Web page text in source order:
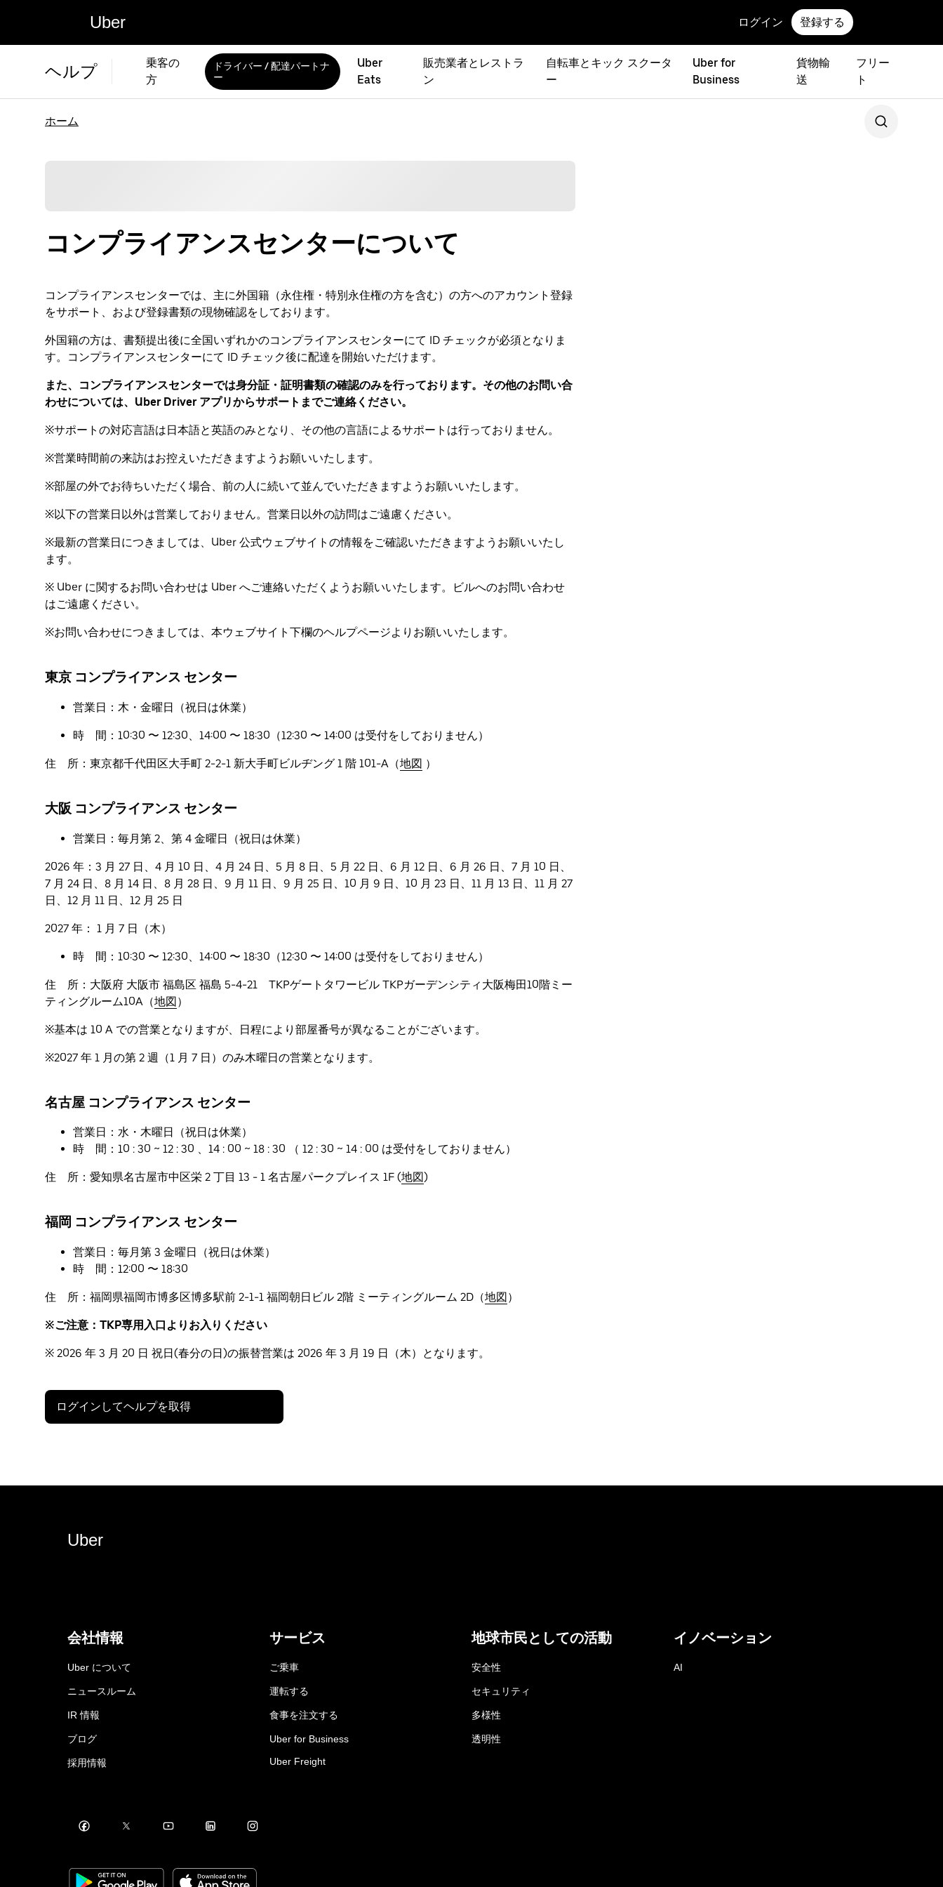
Uber ログイン 登録する
ヘルプ
乗客の
方
ドライバー / 配達パートナ
ー
Uber
Eats
販売業者とレストラ
ン
自転車とキック スクータ
ー
Uber for
Business
貨物輸
送
フリー
ト
ホーム
コンプライアンスセンターについて
コンプライアンスセンターでは、主に外国籍（永住権・特別永住権の方を含む）の方へのアカウント登録
をサポート、および登録書類の現物確認をしております。
外国籍の方は、書類提出後に全国いずれかのコンプライアンスセンターにて ID チェックが必須となりま
す。コンプライアンスセンターにて ID チェック後に配達を開始いただけます。
また、コンプライアンスセンターでは身分証・証明書類の確認のみを行っております。その他のお問い合
わせについては、Uber Driver アプリからサポートまでご連絡ください。
※サポートの対応言語は日本語と英語のみとなり、その他の言語によるサポートは行っておりません。
※営業時間前の来訪はお控えいただきますようお願いいたします。
※部屋の外でお待ちいただく場合、前の人に続いて並んでいただきますようお願いいたします。
※以下の営業日以外は営業しておりません。営業日以外の訪問はご遠慮ください。
※最新の営業日につきましては、Uber 公式ウェブサイトの情報をご確認いただきますようお願いいたし
ます。
※ Uber に関するお問い合わせは Uber へご連絡いただくようお願いいたします。ビルへのお問い合わせ
はご遠慮ください。
※お問い合わせにつきましては、本ウェブサイト下欄のヘルプページよりお願いいたします。
東京 コンプライアンス センター
営業日：木・金曜日（祝日は休業）
時 間：10:30 〜 12:30、14:00 〜 18:30（12:30 〜 14:00 は受付をしておりません）
住 所：東京都千代田区大手町 2-2-1 新大手町ビルヂング 1 階 101-A（地図 ）
大阪 コンプライアンス センター
営業日：毎月第 2、第 4 金曜日（祝日は休業）
2026 年：3 月 27 日、4 月 10 日、4 月 24 日、5 月 8 日、5 月 22 日、6 月 12 日、6 月 26 日、7 月 10 日、
7 月 24 日、8 月 14 日、8 月 28 日、9 月 11 日、9 月 25 日、10 月 9 日、10 月 23 日、11 月 13 日、11 月 27
日、12 月 11 日、12 月 25 日
2027 年： 1 月 7 日（木）
時 間：10:30 〜 12:30、14:00 〜 18:30（12:30 〜 14:00 は受付をしておりません）
住 所：大阪府 大阪市 福島区 福島 5-4-21 TKPゲートタワービル TKPガーデンシティ大阪梅田10階ミー
ティングルーム10A（地図）
※基本は 10 A での営業となりますが、日程により部屋番号が異なることがございます。
※2027 年 1 月の第 2 週（1 月 7 日）のみ木曜日の営業となります。
名古屋 コンプライアンス センター
営業日：水・木曜日（祝日は休業）
時 間：10 : 30 ~ 12 : 30 、14 : 00 ~ 18 : 30 （ 12 : 30 ~ 14 : 00 は受付をしておりません）
住 所：愛知県名古屋市中区栄 2 丁目 13 - 1 名古屋パークプレイス 1F (地図)
福岡 コンプライアンス センター
営業日：毎月第 3 金曜日（祝日は休業）
時 間：12:00 〜 18:30
住 所：福岡県福岡市博多区博多駅前 2-1-1 福岡朝日ビル 2階 ミーティングルーム 2D（地図）
※ご注意：TKP専用入口よりお入りください
※ 2026 年 3 月 20 日 祝日(春分の日)の振替営業は 2026 年 3 月 19 日（木）となります。
ログインしてヘルプを取得
Uber
会社情報
Uber について
ニュースルーム
IR 情報
ブログ
採用情報
サービス
ご乗車
運転する
食事を注文する
Uber for Business
Uber Freight
地球市民としての活動
安全性
セキュリティ
多様性
透明性
イノベーション
AI